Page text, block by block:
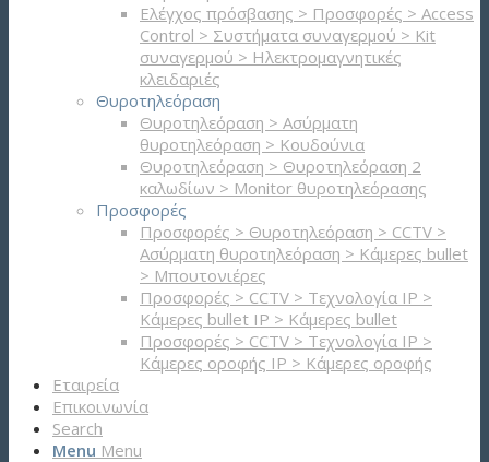
Ελέγχος πρόσβασης > Προσφορές > Access
Control > Συστήματα συναγερμού > Kit
συναγερμού > Ηλεκτρομαγνητικές
κλειδαριές
Θυροτηλεόραση
Θυροτηλεόραση > Ασύρματη
θυροτηλεόραση > Κουδούνια
Θυροτηλεόραση > Θυροτηλεόραση 2
καλωδίων > Μonitor θυροτηλεόρασης
Προσφορές
Προσφορές > Θυροτηλεόραση > CCTV >
Ασύρματη θυροτηλεόραση > Κάμερες bullet
> Μπουτονιέρες
Προσφορές > CCTV > Τεχνολογία IP >
Κάμερες bullet IP > Κάμερες bullet
Προσφορές > CCTV > Τεχνολογία IP >
Κάμερες οροφής IP > Κάμερες οροφής
Εταιρεία
Επικοινωνία
Search
Menu Menu